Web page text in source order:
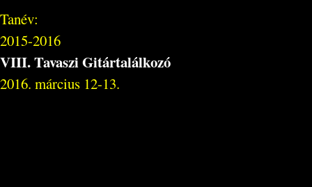
Tanév:
2015-2016
VIII. Tavaszi Gitártalálkozó
2016. március 12-13.